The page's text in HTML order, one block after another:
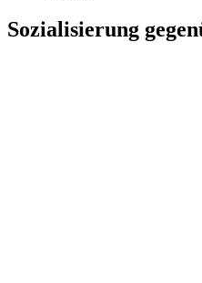
Sozialisierung